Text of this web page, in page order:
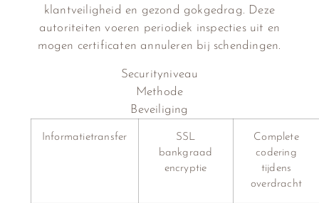
klantveiligheid en gezond gokgedrag. Deze
autoriteiten voeren periodiek inspecties uit en
mogen certificaten annuleren bij schendingen.
Securityniveau
Methode
Beveiliging
Informatietransfer
SSL
bankgraad
encryptie
Complete
codering
tijdens
overdracht